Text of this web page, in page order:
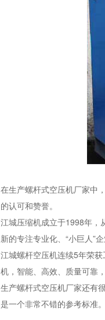
在生产螺杆式空压机厂家中
的认可和赞誉。
江城压缩机成立于1998年，
新的专注专业化、“小巨人”
江城螺杆空压机连续5年荣
机，智能、高效、质量可靠
生产螺杆式空压机厂家还有
是一个非常不错的参考标准。